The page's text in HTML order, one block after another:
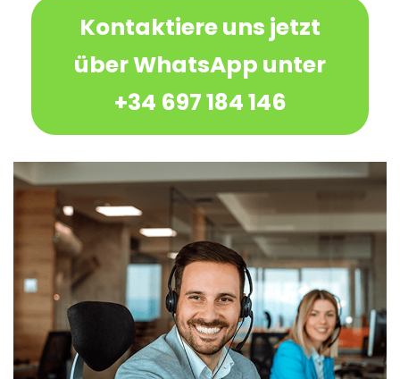
Kontaktiere uns jetzt
über WhatsApp unter
+34 697 184 146